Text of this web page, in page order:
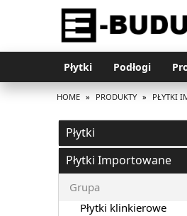
Płytki Podłogi
HOME » PRODUKTY » PŁYTKI
Płytki
Płytki Importowane
Grupa
Płytki klinkierowe